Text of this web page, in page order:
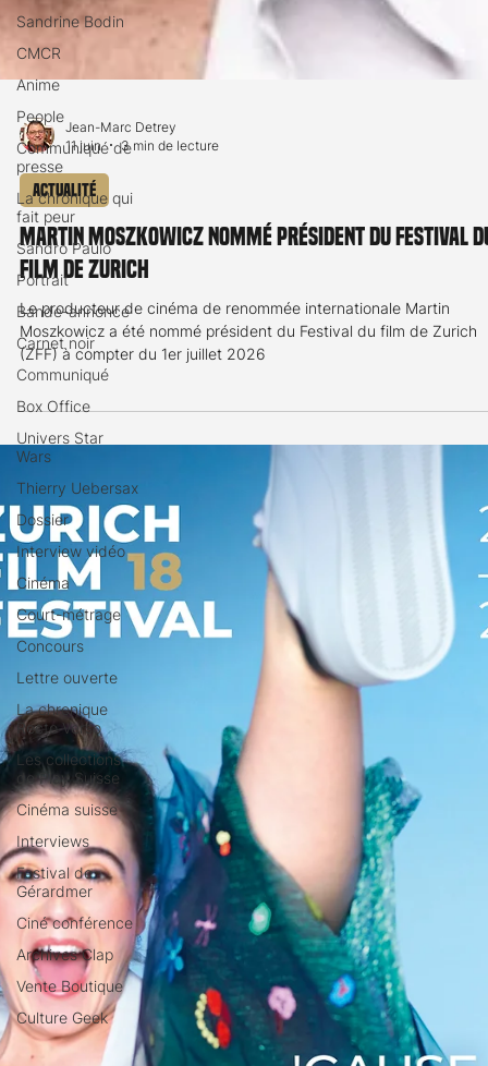
Sandrine Bodin
CMCR
Anime
People
Communiqué de
presse
La chronique qui
fait peur
Sandro Paulo
Portrait
Bande-annonce
Carnet noir
Communiqué
Box Office
Univers Star
Wars
Thierry Uebersax
Dossier
Interview vidéo
Cinéma
Court-métrage
Concours
Lettre ouverte
La chronique
Recto Verso
Les collections
de Play Suisse
Cinéma suisse
Interviews
Festival de
Gérardmer
Ciné conférence
Archives Clap
Vente Boutique
Culture Geek
Jean-Marc Detrey
11 juin
Actualité
Martin Moszkowicz nommé président du Festival
film de Zurich
Le producteur de cinéma de renommée internationale Martin
Moszkowicz a été nommé président du Festival du film de Zurich
(ZFF) à compter du 1er juillet 2026